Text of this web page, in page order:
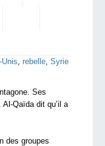
Unis, rebelle, Syrie
Ses
Qaïda dit qu’il a
des groupes